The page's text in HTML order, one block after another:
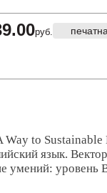
руб.
Way to Sustainable
язык.
умений: уровень